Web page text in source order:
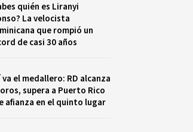
quién es Liranyi
La velocista
que rompió un
de casi 30 años
va el medallero: RD alcanza
supera a Puerto Rico
afianza en el quinto lugar